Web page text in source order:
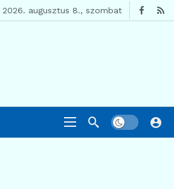
2026. augusztus 8., szombat